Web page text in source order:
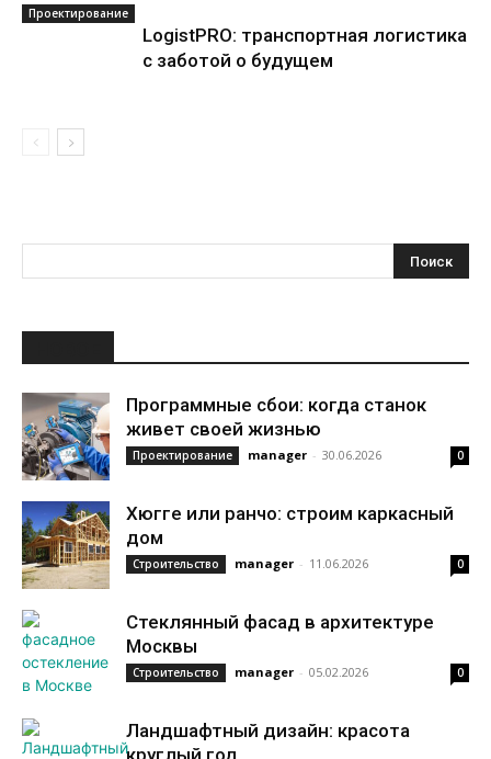
Проектирование
LogistPRO: транспортная логистика
с заботой о будущем
Программные сбои: когда станок
живет своей жизнью
Проектирование manager - 30.06.2026 0
Хюгге или ранчо: строим каркасный
дом
Строительство manager - 11.06.2026 0
Стеклянный фасад в архитектуре
Москвы
Строительство manager - 05.02.2026 0
Ландшафтный дизайн: красота
круглый год